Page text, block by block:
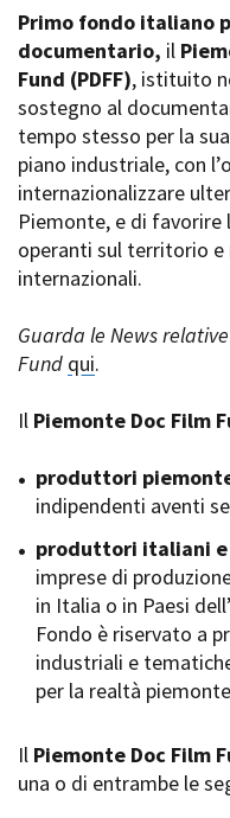
Partner
Rete regionale
Bilancio sociale
Amministrazione
trasparente
Bandi e gare
Sostenibilità ambientale
SERVIZI
Servizi generali
Spazi nella sede FCTP
Sala Casting
Sala Paolo Tenna
Piemonte Film Tv Fund
Piemonte Film Tv
Development Fund
Piemonte Doc Film Fund
Short Film Fund
PRODUCTION GUIDE
Società di produzione
Strutture di servizio
Attrici-Attori
Beginners
Primo fondo italiano
documentario, il
Fund (PDFF), istituito
sostegno al
tempo stesso per la
piano industriale, con
internazionalizzare
Piemonte, e di
operanti sul territorio e
internazionali.
Guarda le News
Fund qui.
Il Piemonte Doc Film
produttori
indipendenti aventi
produttori italiani e
imprese di
in Italia o in Paesi
Fondo è riservato a
industriali e
per la realtà
Il Piemonte Doc Film
una o di entrambe le